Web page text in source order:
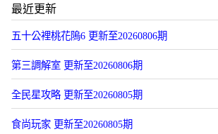
最近更新
五十公裡桃花隖6 更新至20260806期
第三調解室 更新至20260806期
全民星攻略 更新至20260805期
食尚玩家 更新至20260805期